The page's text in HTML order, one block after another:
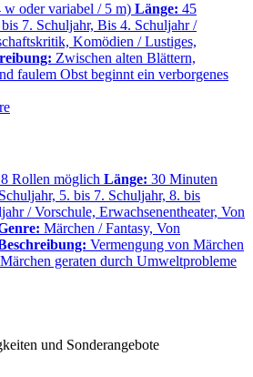
w oder variabel / 5 m) Länge: 45
bis 7. Schuljahr, Bis 4. Schuljahr /
Komödien / Lustiges,
Zwischen alten Blättern,
faulem Obst beginnt ein verborgenes
Rollen möglich Länge: 30 Minuten
5. bis 7. Schuljahr, 8. bis
/ Vorschule, Erwachsenentheater, Von
Märchen / Fantasy, Von
Vermengung von Märchen
geraten durch Umweltprobleme
und Sonderangebote